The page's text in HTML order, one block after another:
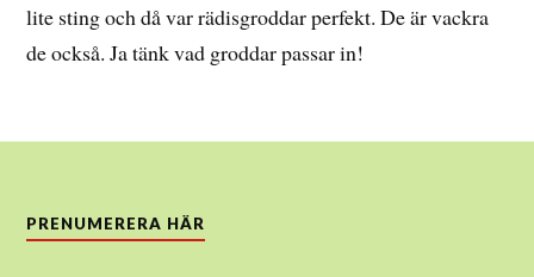
lite sting och då var rädisgroddar perfekt. De är vackra
de också. Ja tänk vad groddar passar in!
PRENUMERERA HÄR